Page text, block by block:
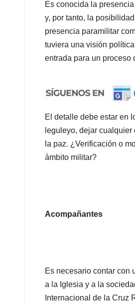
Es conocida la
y, por tanto, la
presencia paramilitar
tuviera una visión
entrada para un proceso
El detalle debe estar en
leguleyo, dejar cualquier
la paz. ¿Verificación o
ámbito militar?
Acompañantes
Es necesario contar con
a la Iglesia y a la
Internacional de la Cruz